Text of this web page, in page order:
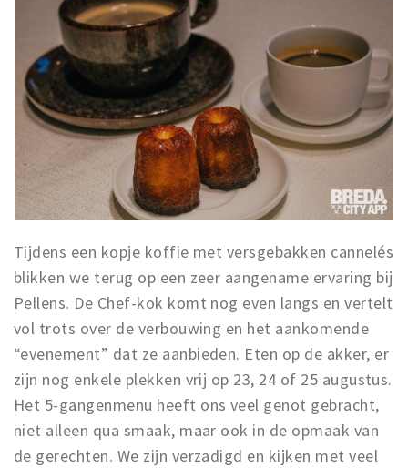
Tijdens een kopje koffie met versgebakken cannelés
blikken we terug op een zeer aangename ervaring bij
Pellens. De Chef-kok komt nog even langs en vertelt
vol trots over de verbouwing en het aankomende
“evenement” dat ze aanbieden. Eten op de akker, er
zijn nog enkele plekken vrij op 23, 24 of 25 augustus.
Het 5-gangenmenu heeft ons veel genot gebracht,
niet alleen qua smaak, maar ook in de opmaak van
de gerechten. We zijn verzadigd en kijken met veel